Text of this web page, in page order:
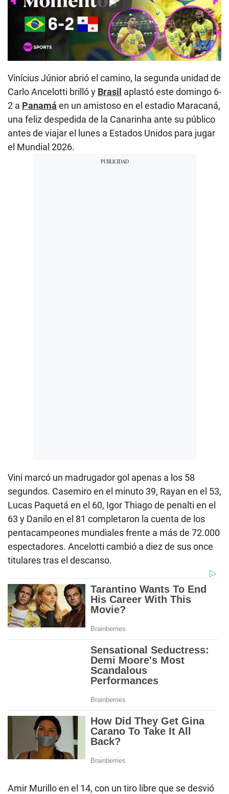
Play
Vinícius Júnior abrió el camino, la segunda unidad de
Carlo Ancelotti brilló y Brasil aplastó este domingo 6-
2 a Panamá en un amistoso en el estadio Maracaná,
una feliz despedida de la Canarinha ante su público
antes de viajar el lunes a Estados Unidos para jugar
el Mundial 2026.
Vini marcó un madrugador gol apenas a los 58
segundos. Casemiro en el minuto 39, Rayan en el 53,
Lucas Paquetá en el 60, Igor Thiago de penalti en el
63 y Danilo en el 81 completaron la cuenta de los
pentacampeones mundiales frente a más de 72.000
espectadores. Ancelotti cambió a diez de sus once
titulares tras el descanso.
Amir Murillo en el 14, con un tiro libre que se desvió